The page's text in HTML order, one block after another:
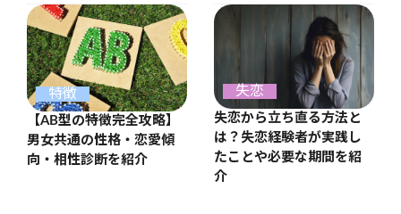
特徴
【AB型の特徴完全攻略】
男女共通の性格・恋愛傾
向・相性診断を紹介
失恋
失恋から立ち直る方法と
は？失恋経験者が実践し
たことや必要な期間を紹
介